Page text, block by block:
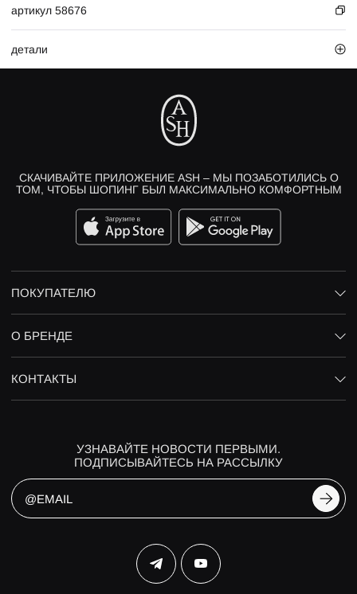
артикул 58676
детали
СКАЧИВАЙТЕ ПРИЛОЖЕНИЕ ASH – МЫ ПОЗАБОТИЛИСЬ О
ТОМ, ЧТОБЫ ШОПИНГ БЫЛ МАКСИМАЛЬНО КОМФОРТНЫМ
ПОКУПАТЕЛЮ
О БРЕНДЕ
КОНТАКТЫ
УЗНАВАЙТЕ НОВОСТИ ПЕРВЫМИ.
ПОДПИСЫВАЙТЕСЬ НА РАССЫЛКУ